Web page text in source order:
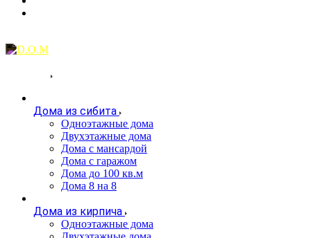
Дома из сибита
Одноэтажные дома
Двухэтажные дома
Дома с мансардой
Дома с гаражом
Дома до 100 кв.м
Дома 8 на 8
Дома из кирпича
Одноэтажные дома